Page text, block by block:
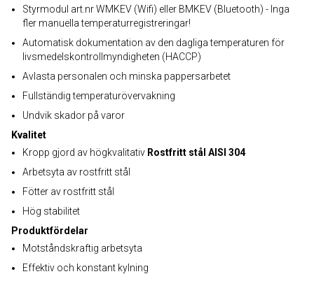
Styrmodul art.nr WMKEV (Wifi) eller BMKEV (Bluetooth) - Inga
fler manuella temperaturregistreringar!
Automatisk dokumentation av den dagliga temperaturen för
livsmedelskontrollmyndigheten (HACCP)
Avlasta personalen och minska pappersarbetet
Fullständig temperaturövervakning
Undvik skador på varor
Kvalitet
Kropp gjord av högkvalitativ Rostfritt stål AISI 304
Arbetsyta av rostfritt stål
Fötter av rostfritt stål
Hög stabilitet
Produktfördelar
Motståndskraftig arbetsyta
Effektiv och konstant kylning